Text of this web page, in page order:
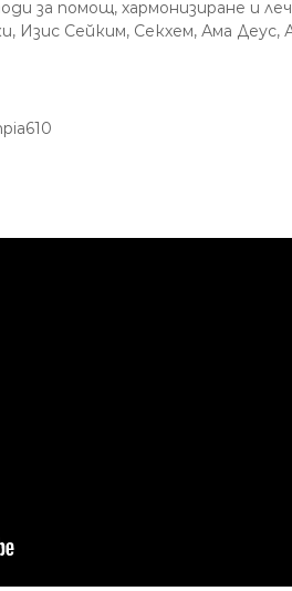
за помощ, хармонизиране и
Изис Сейким, Секхем, Ама Деус,